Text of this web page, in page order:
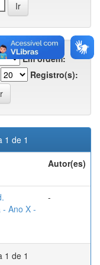
Em ordem:
Registro(s):
1 de 1
Autor(es)
- Ano X -
-
1 de 1